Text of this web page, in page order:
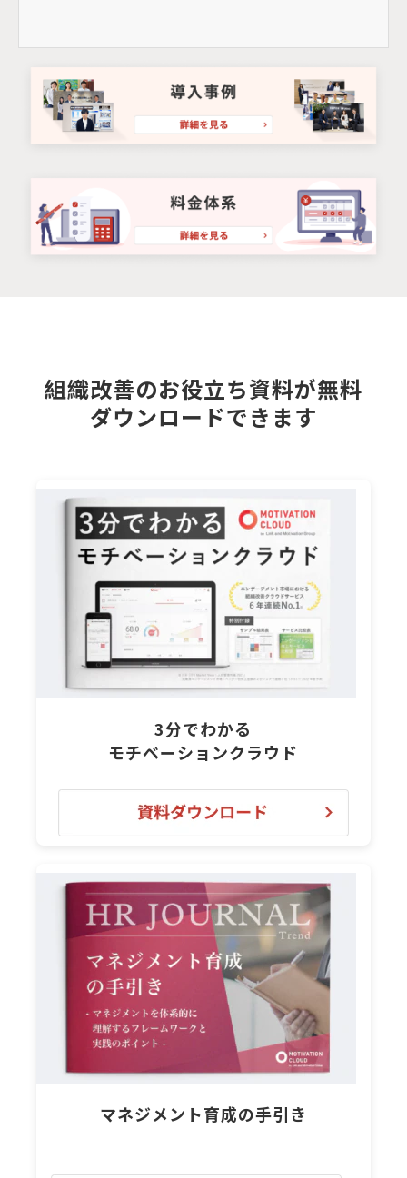
組織改善のお役立ち資料が無料
ダウンロードできます
3分でわかる
モチベーションクラウド
マネジメント育成の手引き